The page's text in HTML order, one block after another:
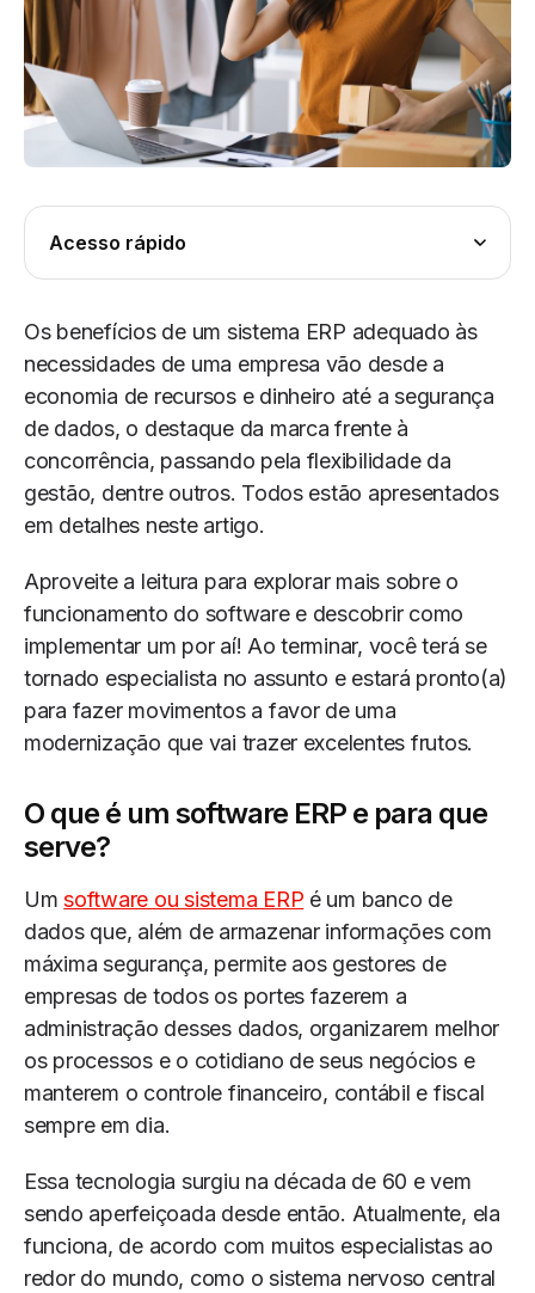
Acesso rápido
Os benefícios de um sistema ERP adequado às
necessidades de uma empresa vão desde a
economia de recursos e dinheiro até a segurança
de dados, o destaque da marca frente à
concorrência, passando pela flexibilidade da
gestão, dentre outros. Todos estão apresentados
em detalhes neste artigo.
Aproveite a leitura para explorar mais sobre o
funcionamento do software e descobrir como
implementar um por aí! Ao terminar, você terá se
tornado especialista no assunto e estará pronto(a)
para fazer movimentos a favor de uma
modernização que vai trazer excelentes frutos.
O que é um software ERP e para que
serve?
Umsoftware ou sistema ERP é um banco de
dados que, além de armazenar informações com
máxima segurança, permite aos gestores de
empresas de todos os portes fazerem a
administração desses dados, organizarem melhor
os processos e o cotidiano de seus negócios e
manterem o controle financeiro, contábil e fiscal
sempre em dia.
Essa tecnologia surgiu na década de 60 e vem
sendo aperfeiçoada desde então. Atualmente, ela
funciona, de acordo com muitos especialistas ao
redor do mundo, como o sistema nervoso central